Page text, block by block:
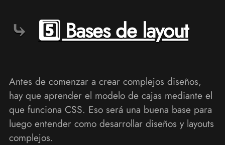
5️⃣ Bases de layout
Antes de comenzar a crear complejos diseños,
hay que aprender el modelo de cajas mediante el
que funciona CSS. Eso será una buena base para
luego entender como desarrollar diseños y layouts
complejos.